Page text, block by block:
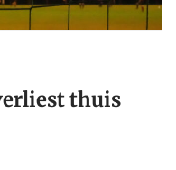
thuis